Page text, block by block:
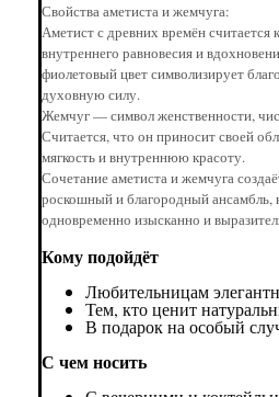
Свойства аметиста и жемчуга:
Аметист с древних времён считается
внутреннего равновесия и
фиолетовый цвет символизирует
духовную силу.
Жемчуг — символ женственности,
Считается, что он приносит своей
мягкость и внутреннюю красоту.
Сочетание аметиста и жемчуга
роскошный и благородный ансамбль,
одновременно изысканно и
Кому подойдёт
Любительницам
Тем, кто ценит
В подарок на особый
С чем носить